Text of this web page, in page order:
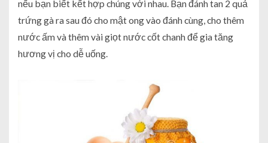
nếu bạn biết kết hợp chúng với nhau. Bạn đánh tan 2 quả
trứng gà ra sau đó cho mật ong vào đánh cùng, cho thêm
nước ấm và thêm vài giọt nước cốt chanh để gia tăng
hương vị cho dễ uống.